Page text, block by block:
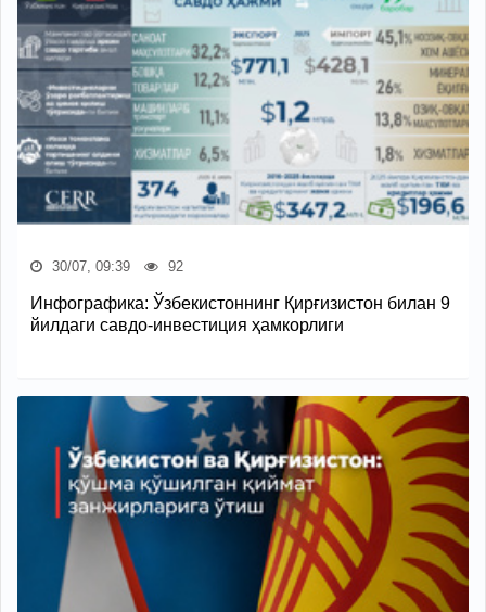
30/07, 09:39 92
Инфографика: Ўзбекистоннинг Қирғизистон билан 9
йилдаги савдо-инвестиция ҳамкорлиги